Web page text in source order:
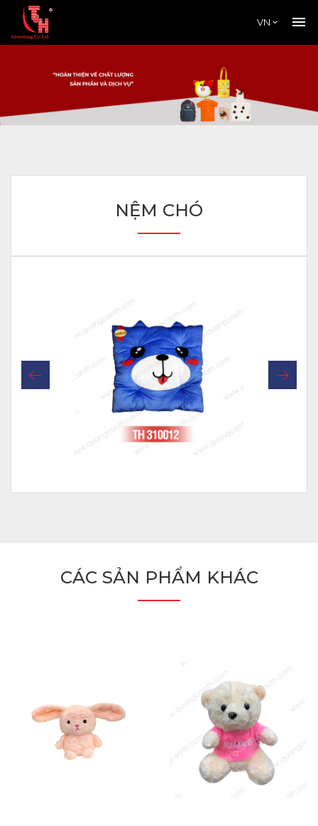
VN
NỆM CHÓ
CÁC SẢN PHẨM KHÁC